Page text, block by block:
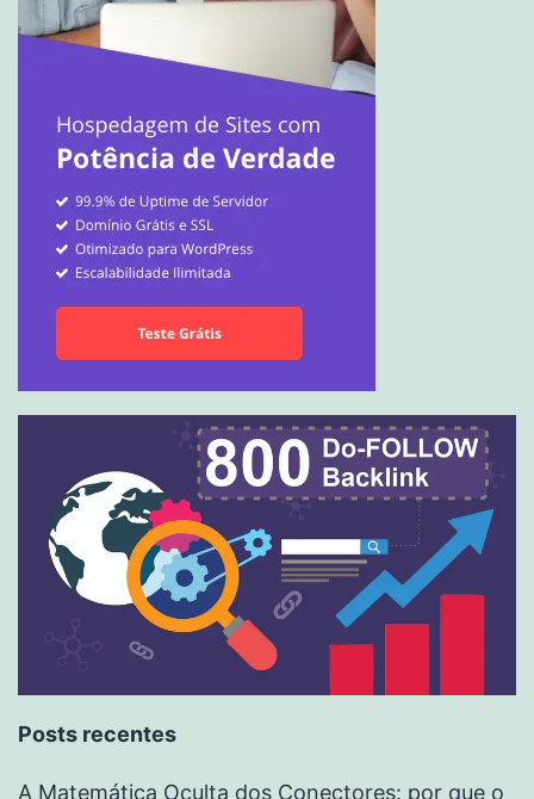
Posts recentes
A Matemática Oculta dos Conectores: por que o